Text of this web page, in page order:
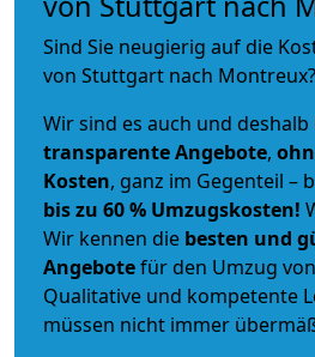
Sind Sie neugierig auf die
von Stuttgart nach Montreux?
Wir sind es auch und
transparente Angebote,
Kosten, ganz im Gegenteil –
bis zu 60 % Umzugskosten!
Wir kennen die besten und
Angebotefür den Umzug
Qualitative und kompetente
müssen nicht immer